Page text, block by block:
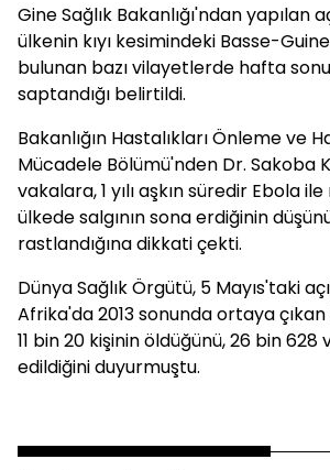
Gine Sağlık Bakanlığı'ndan yapılan
ülkenin kıyı kesimindeki Basse-
bulunan bazı vilayetlerde hafta
saptandığı belirtildi.
Bakanlığın Hastalıkları Önleme ve
Mücadele Bölümü'nden Dr. Sakoba
vakalara, 1 yılı aşkın süredir Ebola
ülkede salgının sona erdiğinin
rastlandığına dikkati çekti.
Dünya Sağlık Örgütü, 5 Mayıs'taki
Afrika'da 2013 sonunda ortaya çıkan
11 bin 20 kişinin öldüğünü, 26 bin 628
edildiğini duyurmuştu.